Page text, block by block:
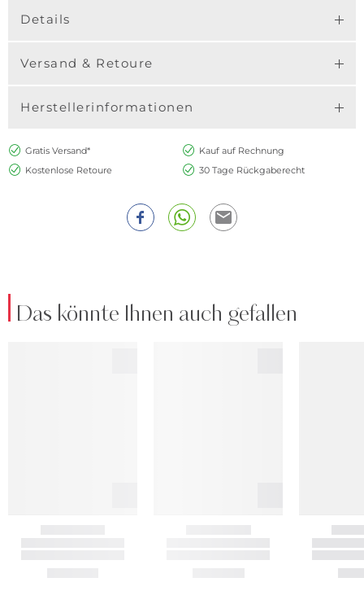
Details
Versand & Retoure
Herstellerinformationen
Gratis Versand*
Kauf auf Rechnung
Kostenlose Retoure
30 Tage Rückgaberecht
Das könnte Ihnen auch gefallen